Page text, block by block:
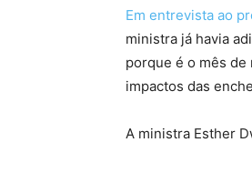
Em entrevista ao
ministra já havia
porque é o mês
impactos das
A ministra Esther